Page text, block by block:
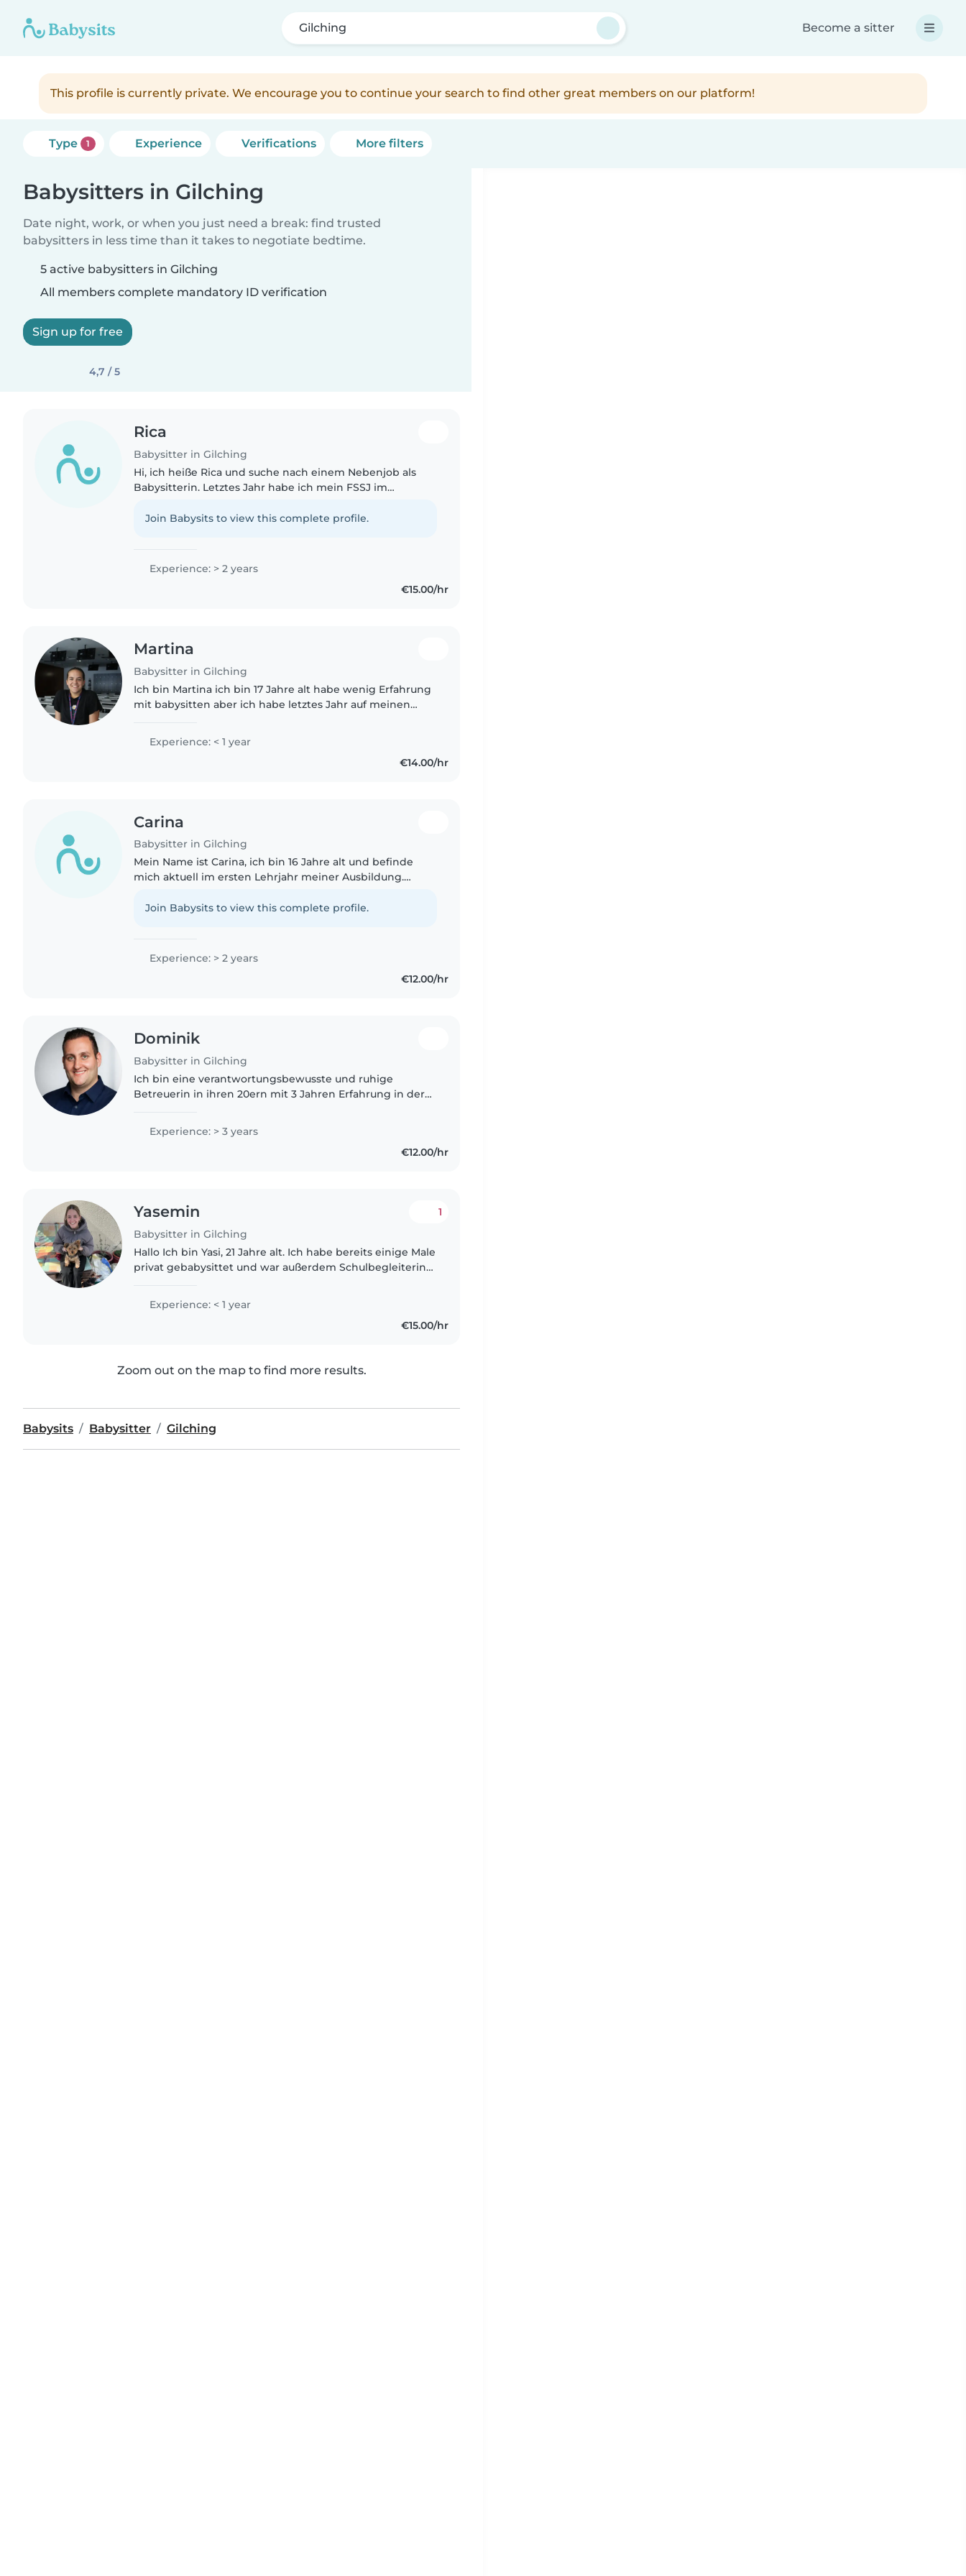
Gilching Become a sitter
This profile is currently private. We encourage you to continue your search to find other great members on our platform!
Type 1 Experience Verifications More filters
Babysitters in Gilching
Date night, work, or when you just need a break: find trusted
babysitters in less time than it takes to negotiate bedtime.
5 active babysitters in Gilching
All members complete mandatory ID verification
Sign up for free
4,7 / 5
Rica
Babysitter in Gilching
Hi, ich heiße Rica und suche nach einem Nebenjob als
Babysitterin. Letztes Jahr habe ich mein FSSJ im
Spielen, Vorlesen, Herumalbern..
Join Babysits to view this complete profile.
Experience: > 2 years
€15.00/hr
Martina
Babysitter in Gilching
Ich bin Martina ich bin 17 Jahre alt habe wenig Erfahrung
mit babysitten aber ich habe letztes Jahr auf meinen
Experience: < 1 year
€14.00/hr
Carina
Babysitter in Gilching
Mein Name ist Carina, ich bin 16 Jahre alt und befinde
mich aktuell im ersten Lehrjahr meiner Ausbildung.
Umgang mit Kindern unterschiedlichen..
Join Babysits to view this complete profile.
Experience: > 2 years
€12.00/hr
Dominik
Babysitter in Gilching
Ich bin eine verantwortungsbewusste und ruhige
Betreuerin in ihren 20ern mit 3 Jahren Erfahrung in der
Grundschülern und Teenagern...
Experience: > 3 years
€12.00/hr
Yasemin
Babysitter in Gilching
1
Hallo Ich bin Yasi, 21 Jahre alt. Ich habe bereits einige Male
privat gebabysittet und war außerdem Schulbegleiterin
Kindern gearbeitet..
Experience: < 1 year
€15.00/hr
Zoom out on the map to find more results.
Babysits Babysitter Gilching